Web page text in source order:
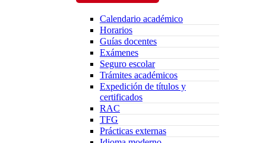
Calendario académico
Horarios
Guías docentes
Exámenes
Seguro escolar
Trámites académicos
Expedición de títulos y
certificados
RAC
TFG
Prácticas externas